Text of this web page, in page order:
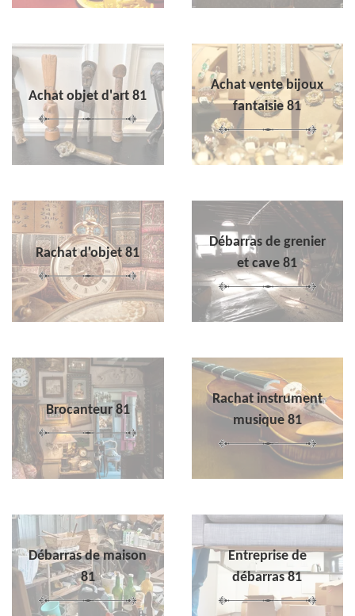
Achat objet d'art 81
Achat vente bijoux
fantaisie 81
Rachat d'objet 81
Débarras de grenier
et cave 81
Brocanteur 81
Rachat instrument
musique 81
Débarras de maison
81
Entreprise de
débarras 81